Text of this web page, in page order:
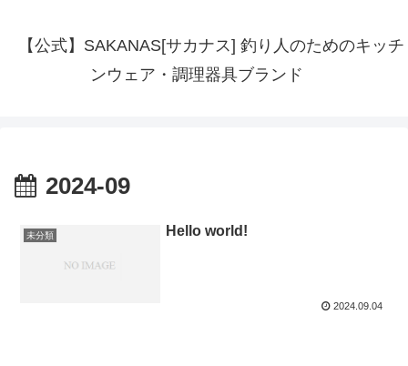
【公式】SAKANAS[サカナス] 釣り人のためのキッチ
ンウェア・調理器具ブランド
2024-09
未分類 Hello world!
2024.09.04